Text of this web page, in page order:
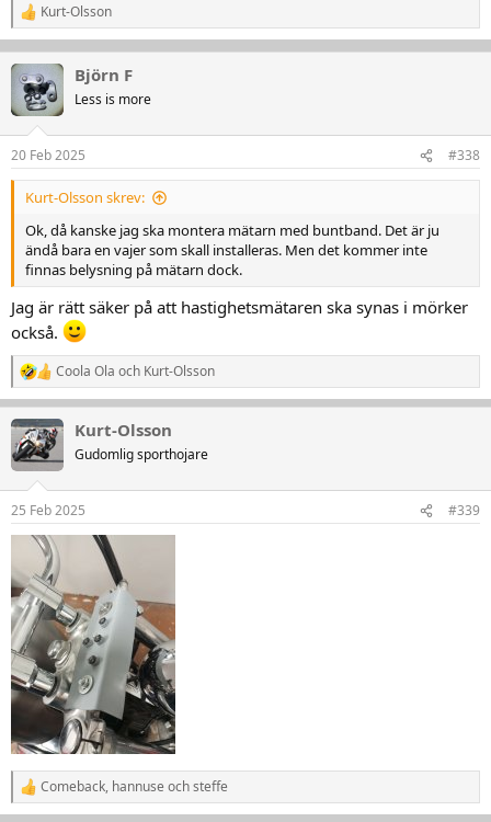
R
e
a
k
t
i
n
e
r
Kurt-Olsson
Björn F
Less is more
20 Feb 2025 #338
Kurt-Olsson skrev:
Ok, då kanske jag ska montera mätarn med buntband. Det är ju
ändå bara en vajer som skall installeras. Men det kommer inte
finnas belysning på mätarn dock.
Jag är rätt säker på att hastighetsmätaren ska synas i mörker
också.
R
e
a
k
t
i
e
r
Coola Ola och Kurt-Olsson
Kurt-Olsson
Gudomlig sporthojare
25 Feb 2025 #339
R
e
Comeback, hannuse ochsteffe